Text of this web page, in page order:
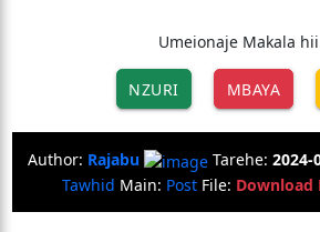
Umeionaje Makala
NZURI MBAYA
Author: Rajabu Tarehe: 2024-
Tawhid Main: Post File: Download